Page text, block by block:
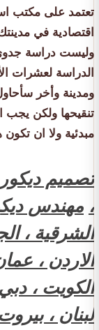
تعتمد على مكتب
اقتصادية في
وليست دراسة
الدراسة لعشرات
تنقيحها ولكن
مبدئية ولا ان
، مهندس
الشرقية ،
الاردن ،
الكويت ، دبي
لبنان ،